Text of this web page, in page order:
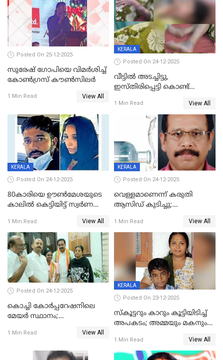
Posted On 25-12-2025
സുരേഷ് ഗോപിയെ വിമര്‍ശിച്ച്
കോണ്‍ഗ്രസ് കൗണ്‍സിലര്‍
1 Min Read View All
KERALA
Posted On 24-12-2025
വീട്ടിൽ അടച്ചിട്ടു,
ഇസ്തിരിപ്പെട്ടി കൊണ്ട്
ഗർഭിണിയായ യുവതിക്ക് ക്രൂര
1 Min Read View All
KERALA
Posted On 24-12-2025
80കാരിയെ ഊൺമേശയുടെ
കാലിൽ കെട്ടിയിട്ട് സ്വർണവും
കൊച്ചുമകനും സുഹൃത്തും
അറസ്റ്റിൽ
1 Min Read View All
KERALA
Posted On 24-12-2025
വെള്ളമാണെന്ന് കരുതി
ആസിഡ് കുടിച്ചു;
മരിച്ചു
1 Min Read View All
Posted On 24-12-2025
കൊച്ചി കോര്‍പ്പറേഷനിലെ
മേയര്‍ സ്ഥാനം;
രൂക്ഷം
1 Min Read View All
KERALA
Posted On 23-12-2025
സ്കൂട്ടറും കാറും കൂട്ടിയിടിച്ച്
അപകടം; അമ്മയും മകനും
ഗുരുതരാവസ്ഥയിൽ
1 Min Read View All